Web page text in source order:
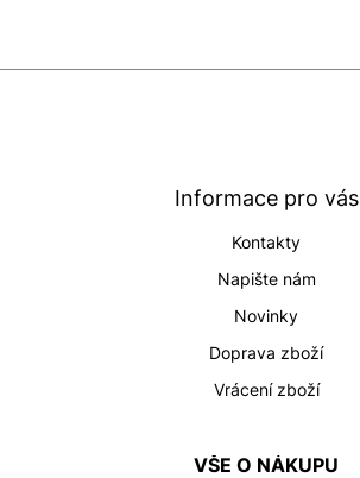
Informace pro vás
Kontakty
Napište nám
Novinky
Doprava zboží
Vrácení zboží
VŠE O NÁKUPU